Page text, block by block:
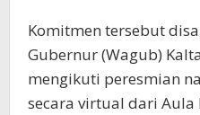
Komitmen tersebut
Gubernur (Wagub)
mengikuti peresmian
secara virtual dari Aula